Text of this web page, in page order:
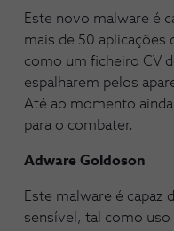
Este novo malware é
mais de 50 aplicações
como um ficheiro CV
espalharem pelos
Até ao momento
para o combater.
Adware Goldoson
Este malware é capaz
sensível, tal como uso